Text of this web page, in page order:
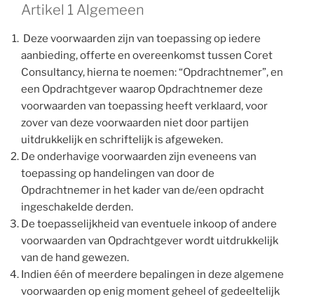
Artikel 1 Algemeen
Deze voorwaarden zijn van toepassing op iedere
aanbieding, offerte en overeenkomst tussen Coret
Consultancy, hierna te noemen: “Opdrachtnemer”, en
een Opdrachtgever waarop Opdrachtnemer deze
voorwaarden van toepassing heeft verklaard, voor
zover van deze voorwaarden niet door partijen
uitdrukkelijk en schriftelijk is afgeweken.
De onderhavige voorwaarden zijn eveneens van
toepassing op handelingen van door de
Opdrachtnemer in het kader van de/een opdracht
ingeschakelde derden.
De toepasselijkheid van eventuele inkoop of andere
voorwaarden van Opdrachtgever wordt uitdrukkelijk
van de hand gewezen.
Indien één of meerdere bepalingen in deze algemene
voorwaarden op enig moment geheel of gedeeltelijk